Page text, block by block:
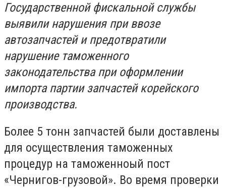
Государственной фискальной службы
выявили нарушения при ввозе
автозапчастей и предотвратили
нарушение таможенного
законодательства при оформлении
импорта партии запчастей корейского
производства.
Более 5 тонн запчастей были доставлены
для осуществления таможенных
процедур на таможенноый пост
«Чернигов-грузовой». Во время проверки